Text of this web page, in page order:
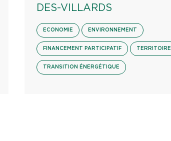
DES-VILLARDS
ECONOMIE ENVIRONNEMENT
FINANCEMENT PARTICIPATIF TERRITOIRE
TRANSITION ÉNERGÉTIQUE